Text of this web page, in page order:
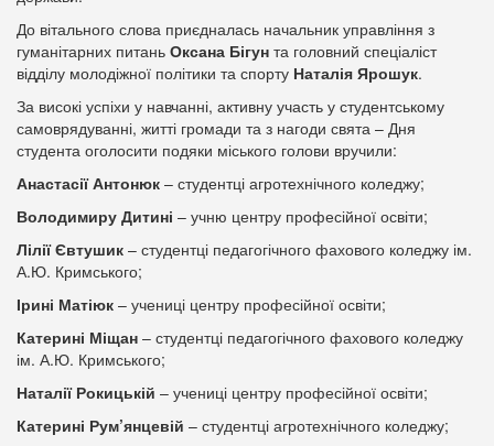
До вітального слова приєдналась начальник управління з
гуманітарних питань Оксана Бігун та головний спеціаліст
відділу молодіжної політики та спорту Наталія Ярошук.
За високі успіхи у навчанні, активну участь у студентському
самоврядуванні, житті громади та з нагоди свята – Дня
студента оголосити подяки міського голови вручили:
Анастасії Антонюк – студентці агротехнічного коледжу;
Володимиру Дитині – учню центру професійної освіти;
Лілії Євтушик – студентці педагогічного фахового коледжу ім.
А.Ю. Кримського;
Ірині Матіюк – учениці центру професійної освіти;
Катерині Міщан – студентці педагогічного фахового коледжу
ім. А.Ю. Кримського;
Наталії Рокицькій – учениці центру професійної освіти;
Катерині Рум’янцевій – студентці агротехнічного коледжу;